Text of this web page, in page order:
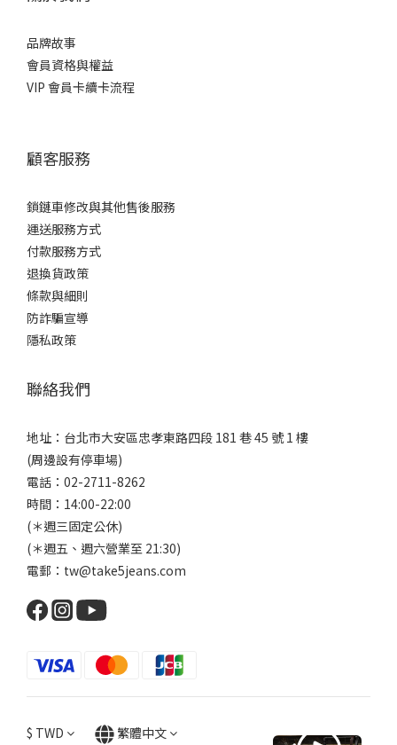
品牌故事
會員資格與權益
VIP 會員卡續卡流程
顧客服務
鎖鏈車修改與其他售後服務
運送服務方式
付款服務方式
退換貨政策
條款與細則
防詐騙宣導
隱私政策
聯絡我們
地址：台北市大安區忠孝東路四段 181 巷 45 號 1 樓
(周邊設有停車場)
電話：02-2711-8262
時間：14:00-22:00
(＊週三固定公休)
(＊週五、週六營業至 21:30)
電郵：tw@take5jeans.com
$ TWD 繁體中文